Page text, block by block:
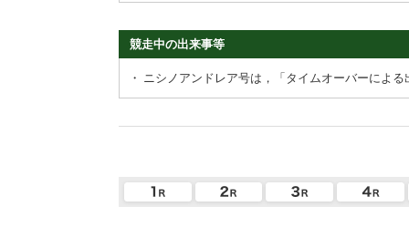
競走中の出来事等
・ ニシノアンドレア号は，「タイムオーバーによ